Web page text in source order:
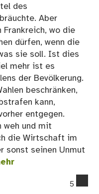
des
Aber
Frankreich, wo die
dürfen, wenn die
sie soll. Ist dies
mehr ist es
der Bevölkerung.
beschränken,
kann,
entgegen.
weh und mit
die Wirtschaft im
sonst seinen Unmut
5